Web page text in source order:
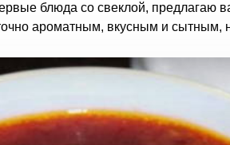
блюда со свеклой, предлагаю
ароматным, вкусным и сытным,